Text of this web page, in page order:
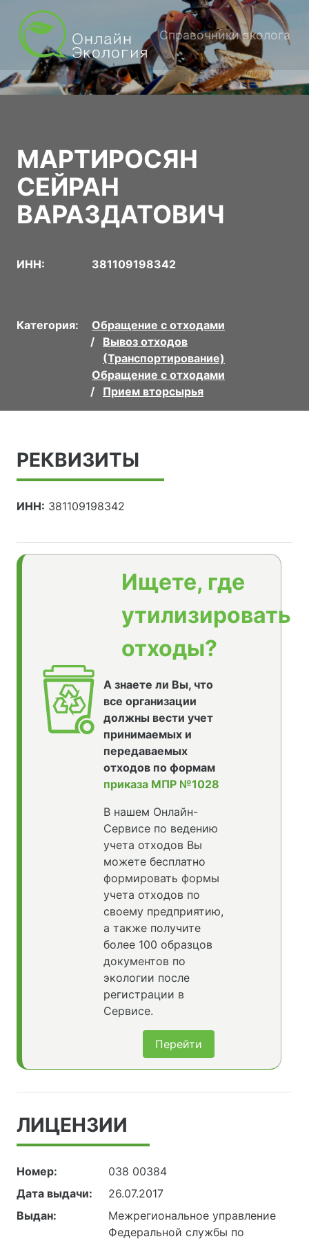
Справочники эколога
МАРТИРОСЯН
СЕЙРАН
ВАРАЗДАТОВИЧ
ИНН: 381109198342
Категория:
Обращение с отходами
Вывоз отходов
(Транспортирование)
Обращение с отходами
Прием вторсырья
РЕКВИЗИТЫ
ИНН: 381109198342
Ищете, где
утилизировать
отходы?
А знаете ли Вы, что
все организации
должны вести учет
принимаемых и
передаваемых
отходов по формам
приказа МПР №1028
В нашем Онлайн-
Сервисе по ведению
учета отходов Вы
можете бесплатно
формировать формы
учета отходов по
своему предприятию,
а также получите
более 100 образцов
документов по
экологии после
регистрации в
Сервисе.
Перейти
ЛИЦЕНЗИИ
Номер:
038 00384
Дата выдачи:
26.07.2017
Выдан:
Межрегиональное управление
Федеральной службы по